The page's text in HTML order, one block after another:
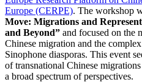
Europe (CERPE). The workshop
Move: Migrations and
and Beyond” and focused on the
Chinese migration and the
Sinophone diasporas. This event
of transnational Chinese
a broad spectrum of perspectives.